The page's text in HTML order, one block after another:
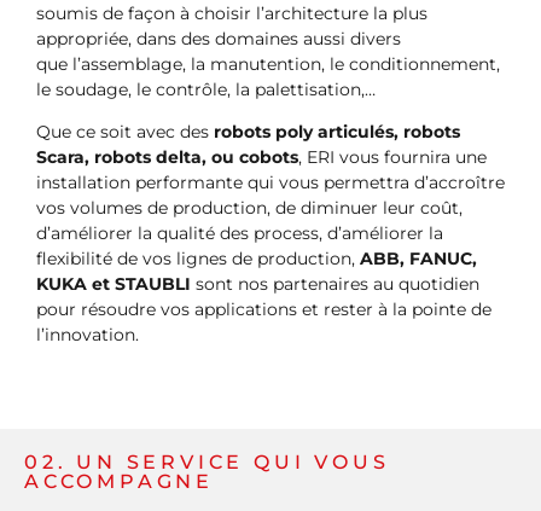
soumis de façon à choisir l’architecture la plus
appropriée, dans des domaines aussi divers
que l’assemblage, la manutention, le conditionnement,
le soudage, le contrôle, la palettisation,…
Que ce soit avec des robots poly articulés, robots
Scara, robots delta, ou cobots, ERI vous fournira une
installation performante qui vous permettra d’accroître
vos volumes de production, de diminuer leur coût,
d’améliorer la qualité des process, d’améliorer la
flexibilité de vos lignes de production, ABB, FANUC,
KUKA et STAUBLI sont nos partenaires au quotidien
pour résoudre vos applications et rester à la pointe de
l’innovation.
02. UN SERVICE QUI VOUS
ACCOMPAGNE